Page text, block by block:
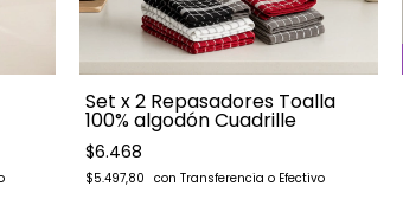
Set x 2 Repasadores Toalla
100% algodón Cuadrille
$6.468
$5.497,80